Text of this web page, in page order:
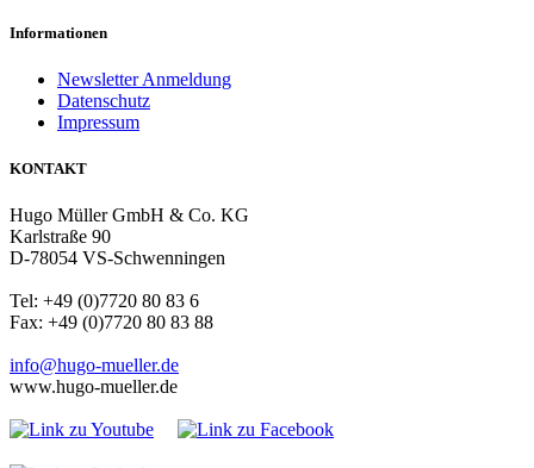
Informationen
Newsletter Anmeldung
Datenschutz
Impressum
KONTAKT
Hugo Müller GmbH & Co. KG
Karlstraße 90
D-78054 VS-Schwenningen
Tel: +49 (0)7720 80 83 6
Fax: +49 (0)7720 80 83 88
info@hugo-mueller.de
www.hugo-mueller.de